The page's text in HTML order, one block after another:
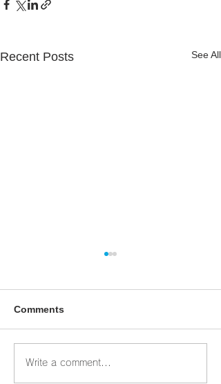
Recent Posts See All
臨時休業のお知らせ
Comments
Write a comment...